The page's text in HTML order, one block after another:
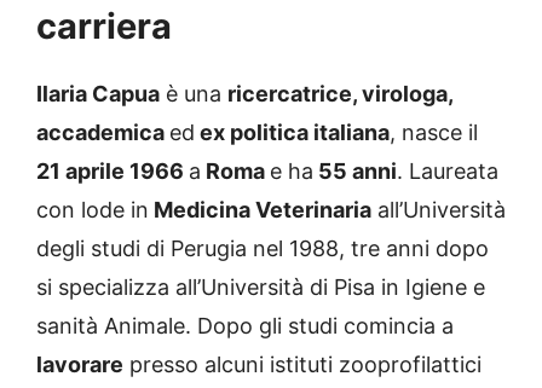
carriera
Ilaria Capua è una ricercatrice, virologa,
accademica ed ex politica italiana, nasce il
21 aprile 1966 a Roma e ha 55 anni. Laureata
con lode in Medicina Veterinaria all’Università
degli studi di Perugia nel 1988, tre anni dopo
si specializza all’Università di Pisa in Igiene e
sanità Animale. Dopo gli studi comincia a
lavorare presso alcuni istituti zooprofilattici